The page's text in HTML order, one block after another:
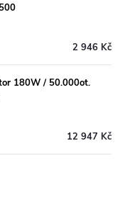
2 946 Kč
180W / 50.000ot.
12 947 Kč